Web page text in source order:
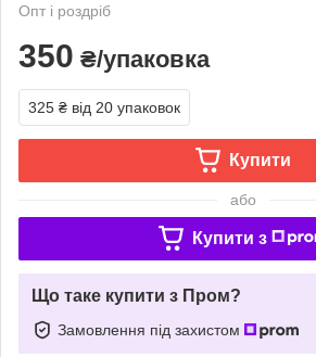
Опт і роздріб
350 ₴/упаковка
325 ₴ від 20 упаковок
Купити
або
Купити з
Що таке купити з Пром?
Замовлення під захистом